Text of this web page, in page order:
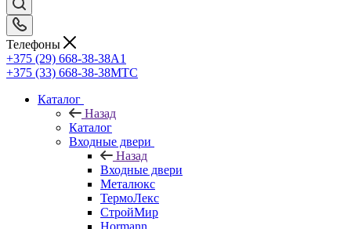
Телефоны
+375 (29) 668-38-38A1
+375 (33) 668-38-38МТС
Каталог
Назад
Каталог
Входные двери
Назад
Входные двери
Металюкс
ТермоЛекс
СтройМир
Hormann